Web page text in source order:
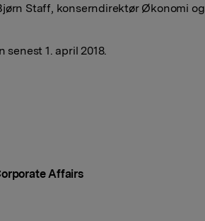
Staff, konserndirektør Økonomi og
1. april 2018.
Affairs